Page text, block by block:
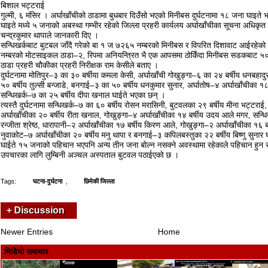
बिशाल भट्टराई
गुल्मी, ६ मंसिर । अर्घाखाँचीको ठाडामा बुधबार दिउँसो भएको मिनीबस दुर्घटनामा १८ जना
घाइते मध्ये ५ जनाको अबस्था गम्भीर रहेको जिल्ला प्रहरी कार्यलय अर्घाखाँचीका सूचना अधिकृत
चन्द्रकुमार थापाले जानकारी दिए ।
सन्धिखर्कबाट बुटबल जाँदै गरेको बा १ ज ७२६५ नम्बरको मिनीबस र विपरित दिशावाट
नम्बरको मोटसाइकल ठाडा–२, रिपमा अनियन्त्रित भै एक आपसमा ठोकिँदा मिनीबस सडकबाट
ठाडा प्रहरी चौकीका प्रहरी निरीक्षक राम केसीले बताए ।
दुर्घटनामा मोतिपुर–३ का ३० बर्षीया कमला केसी, अर्घाखाँची गोखुङ्गा–६ का २४ बर्षीय
५० बर्षीय तुल्सी बन्जाडे, बनगाई–३ का ५० बर्षीय धनकुमार सुनार, अर्घातोष–४ अर्घाखाँचीका १८
सन्धिखर्क–७ का २५ बर्षीय दीपा खनाल घाईते भएका छन् ।
त्यस्तै दुर्घटनामा सन्धिखर्क–७ का ६० बर्षीय रोसन मरासिनी, बुटवलका २९ बर्षीय मीना
अर्घाखाँचीका २० बर्षीय रीता खनाल, गोखुङ्गा–४ अर्घाखाँचीका १४ बर्षीय उदय आले मगर,
रन्जीता श्रेष्ठ, धारापानी–२ अर्घाखाँचीका १७ बर्षीय किरण आले, गोखुङ्गा–२ अर्घाखाँचीका १६
नुवाकोट–७ अर्घाखाँचीका २० बर्षीय मनु थापा र बनगाई–३ कपिलबस्तुका २२ बर्षीय बिष्णु
घाईते १५ जनाको पहिचान भएपनि अन्य तीन जना बोल्न नसक्ने अवस्थामा रहेकाले पहिचान
उपचारका लागि लुम्बिनी अञ्चल अस्पताल बुटवल पठाईएको छ ।
Tags: घटना-दुर्घटना छिमेकी जिल्ला
+ Discussion
Newer Entries Home
भिडियो समाचार